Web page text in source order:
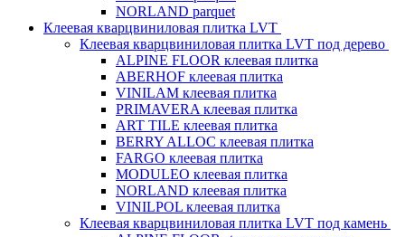
NORLAND parquet
Клеевая кварцвиниловая плитка LVT
Клеевая кварцвиниловая плитка LVT под дерево
ALPINE FLOOR клеевая плитка
ABERHOF клеевая плитка
VINILAM клеевая плитка
PRIMAVERA клеевая плитка
ART TILE клеевая плитка
BERRY ALLOC клеевая плитка
FARGO клеевая плитка
MODULEO клеевая плитка
NORLAND клеевая плитка
VINILPOL клеевая плитка
Клеевая кварцвиниловая плитка LVT под камень